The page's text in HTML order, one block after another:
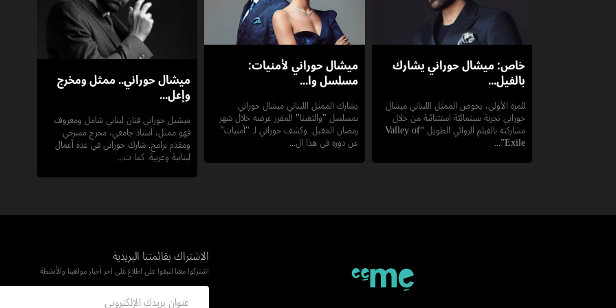
خاص: ميشال حوراني يشارك
بالفيل...
للمرة الأولى، يخوض الممثل اللبناني ميشال
حوراني تجربة سينمائيّة استثنائية من خلال
مشاركته بالفيلم الروائي الطويل “Valley of
Exile”...
ميشال حوراني لأمنيات:
مسلسل وا...
يشارك الممثل اللبناني ميشال حوراني
بمسلسل "والتقينا" المقرر عرضه خلال شهر
رمضان المقبل. وكشف حوراني لـ "أمنيات"
عن دوره في هذا ال...
ميشال حوراني.. ممثل ومخرج
وإعل...
ميشيل حوراني فنان لبناني شامل ومعروف
فهو ممثل، أستاذ جامعي، مخرج مسرحي
ومقدم برامج. شارك حوراني في عدة أعمال
لبنانية وعربية. كما ت...
الاشتراك بقائمتنا البريدية
اشتركوا معنا لتبقوا على اطلاع على آخر أخبار مواهبنا والأنشطة